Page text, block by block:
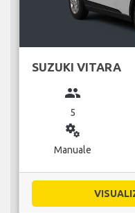
SUZUKI VITARA
group
5
miscellaneous_services
Manuale